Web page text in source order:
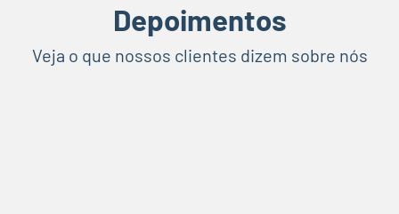
Depoimentos
Veja o que nossos clientes dizem sobre nós